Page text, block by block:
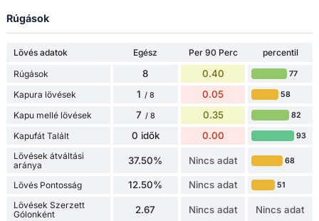
Rúgások
Lövés adatok Egész Per 90 Perc
percentil
Rúgások
8 0.40 77
Kapura lövések 1 / 8 0.05 58
Kapu mellé lövések 7 / 8 0.35 82
Kapufát Talált 0 idők 0.00 93
Lövések átváltási
aránya
37.50% Nincs adat 68
Lövés Pontosság 12.50% Nincs adat 51
Lövések Szerzett
Gólonként
2.67 Nincs adat Nincs adat